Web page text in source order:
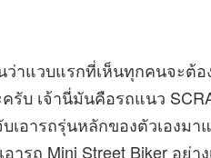
าแวบแรกที่เห็นทุกคนจะต้
รับ เจ้านี่มันคือรถแนว
เอารถรุ่นหลักของตัวเองม
อารถ Mini Street Biker อย่